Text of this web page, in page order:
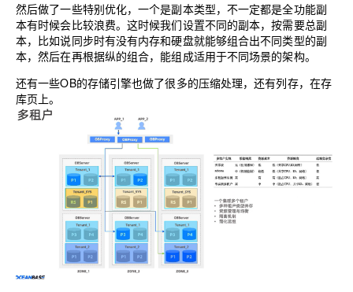
然后做了一些特别优化，一个是副本类型，不一定都是全功能副
本有时候会比较浪费。这时候我们设置不同的副本，按需要总副
本，比如说同步时有没有内存和硬盘就能够组合出不同类型的副
本，然后在再根据纵的组合，能组成适用于不同场景的架构。
还有一些OB的存储引擎也做了很多的压缩处理，还有列存，在存
库页上。